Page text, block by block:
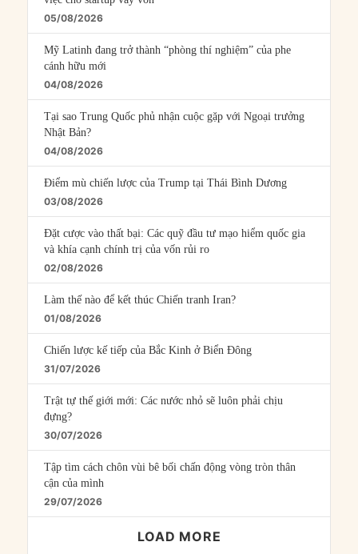
05/08/2026
Mỹ Latinh đang trở thành “phòng thí nghiệm” của phe
cánh hữu mới
04/08/2026
Tại sao Trung Quốc phủ nhận cuộc gặp với Ngoại trưởng
Nhật Bản?
04/08/2026
Điểm mù chiến lược của Trump tại Thái Bình Dương
03/08/2026
Đặt cược vào thất bại: Các quỹ đầu tư mạo hiểm quốc gia
và khía cạnh chính trị của vốn rủi ro
02/08/2026
Làm thế nào để kết thúc Chiến tranh Iran?
01/08/2026
Chiến lược kế tiếp của Bắc Kinh ở Biển Đông
31/07/2026
Trật tự thế giới mới: Các nước nhỏ sẽ luôn phải chịu
đựng?
30/07/2026
Tập tìm cách chôn vùi bê bối chấn động vòng tròn thân
cận của mình
29/07/2026
LOAD MORE